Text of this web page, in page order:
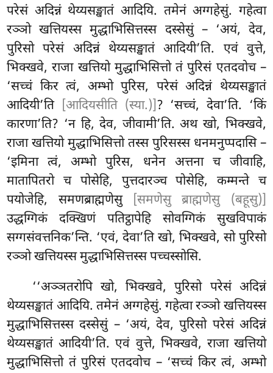
परेसं अदिन्नं थेय्यसङ्खातं आदियि. तमेनं अग्गहेसुं. गहेत्वा
रञ्ञो खत्तियस्स मुद्धाभिसित्तस्स दस्सेसुं – ‘अयं, देव,
पुरिसो परेसं अदिन्नं थेय्यसङ्खातं आदियी’ति. एवं वुत्ते,
भिक्खवे, राजा खत्तियो मुद्धाभिसित्तोतं पुरिसं एतदवोच –
‘सच्चं किर त्वं, अम्भो पुरिस, परेसं अदिन्नं थेय्यसङ्खातं
आदियी’ति [आदियसीति (स्या.)]? ‘सच्चं, देवा’ति. ‘किं
कारणा’ति? ‘न हि, देव, जीवामी’ति. अथखो, भिक्खवे,
राजा खत्तियो मुद्धाभिसित्तो तस्स पुरिसस्स धनमनुप्पदासि –
‘इमिना त्वं, अम्भो पुरिस, धनेन अत्तना च जीवाहि,
मातापितरो च पोसेहि, पुत्तदारञ्च पोसेहि, कम्मन्ते च
पयोजेहि, समणब्राह्मणेसु
[समणेसु ब्राह्मणेसु (बहूसु)]
उद्धग्गिकं दक्खिणं पतिट्ठापेहि सोवग्गिकं सुखविपाकं
सग्गसंवत्तनिक’न्ति. ‘एवं, देवा’ति खो, भिक्खवे, सो पुरिसो
रञ्ञो खत्तियस्स मुद्धाभिसित्तस्स पच्चस्सोसि.
‘‘अञ्ञतरोपि खो, भिक्खवे, पुरिसो परेसं अदिन्नं
थेय्यसङ्खातं आदियि. तमेनं अग्गहेसुं. गहेत्वा रञ्ञो खत्तियस्स
मुद्धाभिसित्तस्स दस्सेसुं – ‘अयं, देव, पुरिसो परेसं अदिन्नं
थेय्यसङ्खातं आदियी’ति. एवं वुत्ते, भिक्खवे, राजा खत्तियो
मुद्धाभिसित्तो तं पुरिसं एतदवोच – ‘सच्चं किर त्वं, अम्भो